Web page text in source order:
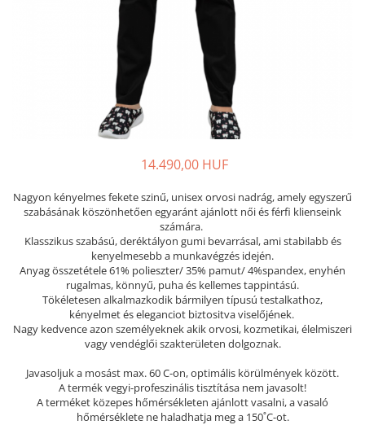
Női nyitott papucs - DOSS
Férfi nyitott papucs - DOSS
Házi papucs - DOSS
PIUMETTA - gördülő talpú lábbeli
Ferfi csukott papucsok - Medi+
Női szandál
Női csukott papucs - Leon
Férfi csukott papucs - Leon
Női nyitott papucs - Leon
Női szandál - Leon
Férfi nyitott papucs
Papucs
14.490,00 HUF
Nagyon kényelmes fekete szinű, unisex orvosi nadrág, amely egyszerű
szabásának köszönhetően egyaránt ajánlott női és férfi klienseink
számára.
Klasszikus szabású, deréktályon gumi bevarrásal, ami stabilabb és
kenyelmesebb a munkavégzés idején.
Anyag összetétele 61% polieszter/ 35% pamut/ 4%spandex, enyhén
rugalmas, könnyű, puha és kellemes tappintású.
Tökéletesen alkalmazkodik bármilyen típusú testalkathoz,
kényelmet és eleganciot biztositva viselőjének.
Nagy kedvence azon személyeknek akik orvosi, kozmetikai, élelmiszeri
vagy vendéglői szakterületen dolgoznak.
Javasoljuk a mosást max. 60 C-on, optimális körülmények között.
A termék vegyi-profeszinális tisztítása nem javasolt!
A terméket közepes hőmérsékleten ajánlott vasalni, a vasaló
hőmérséklete ne haladhatja meg a 150˚C-ot.